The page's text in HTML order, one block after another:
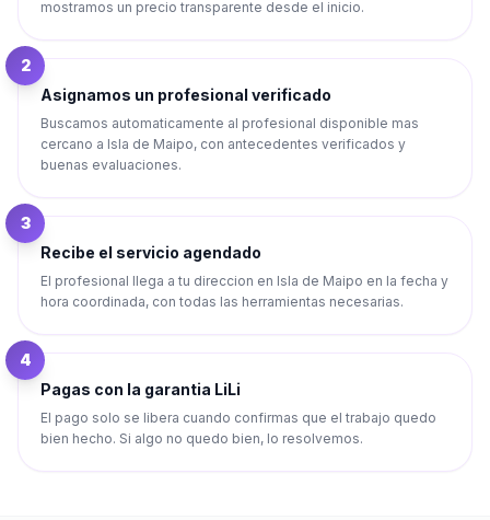
mostramos un precio transparente desde el inicio.
2
Asignamos un profesional verificado
Buscamos automaticamente al profesional disponible mas
cercano a Isla de Maipo, con antecedentes verificados y
buenas evaluaciones.
3
Recibe el servicio agendado
El profesional llega a tu direccion en Isla de Maipo en la fecha y
hora coordinada, con todas las herramientas necesarias.
4
Pagas con la garantia LiLi
El pago solo se libera cuando confirmas que el trabajo quedo
bien hecho. Si algo no quedo bien, lo resolvemos.